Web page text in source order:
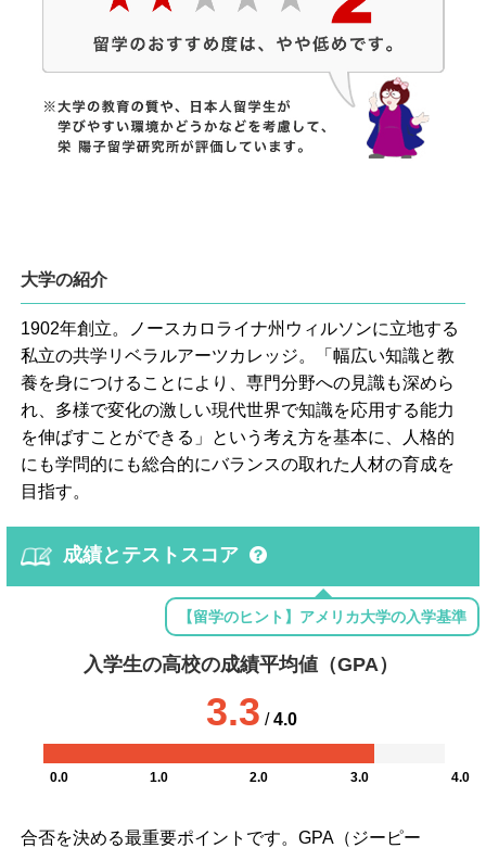
大学の紹介
1902年創立。ノースカロライナ州ウィルソンに立地する
私立の共学リベラルアーツカレッジ。「幅広い知識と教
養を身につけることにより、専門分野への見識も深めら
れ、多様で変化の激しい現代世界で知識を応用する能力
を伸ばすことができる」という考え方を基本に、人格的
にも学問的にも総合的にバランスの取れた人材の育成を
目指す。
成績とテストスコア
【留学のヒント】アメリカ大学の入学基準
入学生の高校の成績平均値（GPA）
3.3 /4.0
0.0 1.0 2.0 3.0 4.0
合否を決める最重要ポイントです。GPA（ジーピー